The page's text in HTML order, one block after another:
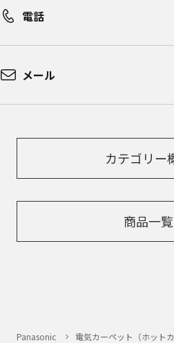
電話
メール
カテゴリー
商品一
Panasonic
電気カーペット（ホット